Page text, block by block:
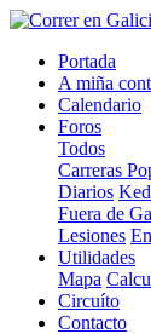
Portada
A miña
Calendario
Foros
Todos
Carreras
Diarios
Fuera de
Lesiones
Utilidades
Mapa
Circuíto
Contacto